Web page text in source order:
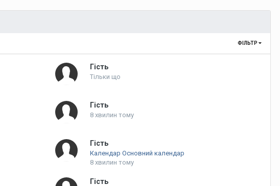
ФІЛЬТР
Гість
Тільки що
Гість
8 хвилин тому
Гість
Календар Основний календар
8 хвилин тому
Гість